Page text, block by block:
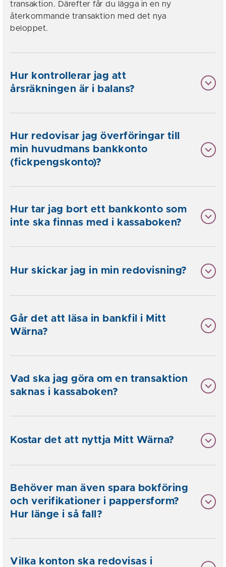
transaktion. Därefter får du lägga in en ny
återkommande transaktion med det nya
beloppet.
Hur kontrollerar jag att
årsräkningen är i balans?
Hur redovisar jag överföringar till
min huvudmans bankkonto
(fickpengskonto)?
Hur tar jag bort ett bankkonto som
inte ska finnas med i kassaboken?
Hur skickar jag in min redovisning?
Går det att läsa in bankfil i Mitt
Wärna?
Vad ska jag göra om en transaktion
saknas i kassaboken?
Kostar det att nyttja Mitt Wärna?
Behöver man även spara bokföring
och verifikationer i pappersform?
Hur länge i så fall?
Vilka konton ska redovisas i